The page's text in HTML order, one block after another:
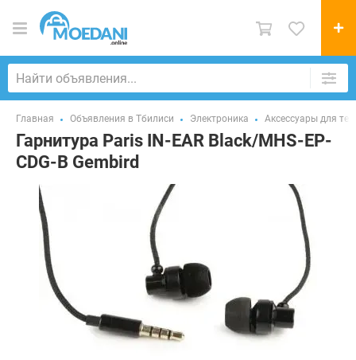
Главная Объявления в Тбилиси Электроника Аксессуары для
Гарнитура Paris IN-EAR Black/MHS-EP-
CDG-B Gembird